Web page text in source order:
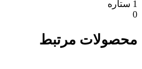
1 ستاره
0
محصولات مرتبط